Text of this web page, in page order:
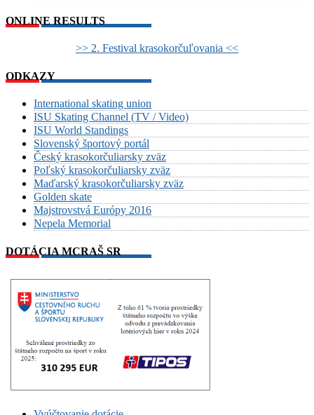
ONLINE RESULTS
>> 2. Festival krasokorčuľovania <<
ODKAZY
International skating union
ISU Skating Channel (TV / Video)
ISU World Standings
Slovenský športový portál
Český krasokorčuliarsky zväz
Poľský krasokorčuliarsky zväz
Maďarský krasokorčuliarsky zväz
Golden skate
Majstrovstvá Európy 2016
Nepela Memorial
DOTÁCIA MCRAŠ SR